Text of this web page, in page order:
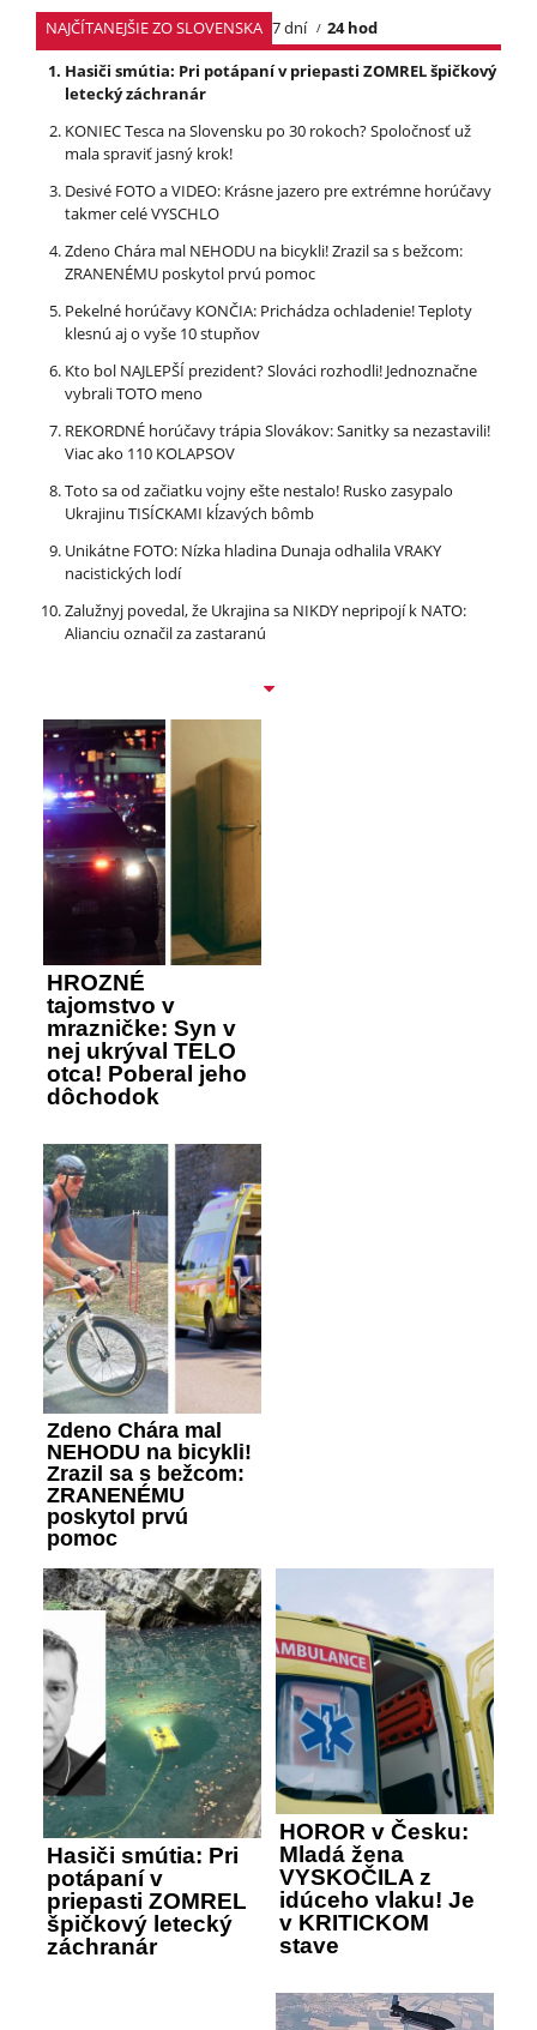
NAJČÍTANEJŠIE ZO SLOVENSKA 7 dní
24 hod
Hasiči smútia: Pri potápaní v priepasti ZOMREL špičkový
letecký záchranár
KONIEC Tesca na Slovensku po 30 rokoch? Spoločnosť už
mala spraviť jasný krok!
Desivé FOTO a VIDEO: Krásne jazero pre extrémne horúčavy
takmer celé VYSCHLO
Zdeno Chára mal NEHODU na bicykli! Zrazil sa s bežcom:
ZRANENÉMU poskytol prvú pomoc
Pekelné horúčavy KONČIA: Prichádza ochladenie! Teploty
klesnú aj o vyše 10 stupňov
Kto bol NAJLEPŠÍ prezident? Slováci rozhodli! Jednoznačne
vybrali TOTO meno
REKORDNÉ horúčavy trápia Slovákov: Sanitky sa nezastavili!
Viac ako 110 KOLAPSOV
Toto sa od začiatku vojny ešte nestalo! Rusko zasypalo
Ukrajinu TISÍCKAMI kĺzavých bômb
Unikátne FOTO: Nízka hladina Dunaja odhalila VRAKY
nacistických lodí
Zalužnyj povedal, že Ukrajina sa NIKDY nepripojí k NATO:
Alianciu označil za zastaranú
HROZNÉ
tajomstvo v
mrazničke: Syn v
nej ukrýval TELO
otca! Poberal jeho
dôchodok
Zdeno Chára mal
NEHODU na bicykli!
Zrazil sa s bežcom:
ZRANENÉMU
poskytol prvú
pomoc
Hasiči smútia: Pri
potápaní v
priepasti ZOMREL
špičkový letecký
záchranár
HOROR v Česku:
Mladá žena
VYSKOČILA z
idúceho vlaku! Je
v KRITICKOM
stave